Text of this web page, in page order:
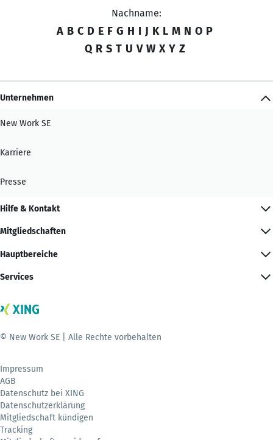
Nachname:
A B C D E F G H I J K L M N O P
Q R S T U V W X Y Z
Unternehmen
New Work SE
Karriere
Presse
Hilfe & Kontakt
Mitgliedschaften
Hauptbereiche
Services
© New Work SE | Alle Rechte vorbehalten
Impressum
AGB
Datenschutz bei XING
Datenschutzerklärung
Mitgliedschaft kündigen
Tracking